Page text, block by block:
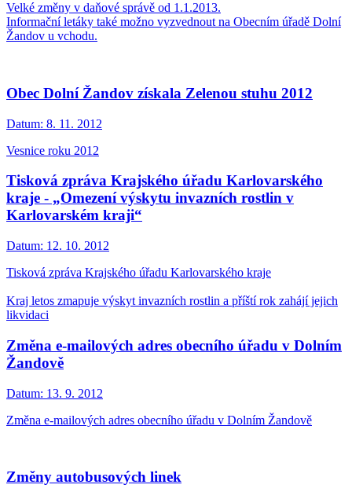
Velké změny v daňové správě od 1.1.2013.
Informační letáky také možno vyzvednout na Obecním úřadě Dolní
Žandov u vchodu.
Obec Dolní Žandov získala Zelenou stuhu 2012
Datum: 8. 11. 2012
Vesnice roku 2012
Tisková zpráva Krajského úřadu Karlovarského
kraje - „Omezení výskytu invazních rostlin v
Karlovarském kraji“
Datum: 12. 10. 2012
Tisková zpráva Krajského úřadu Karlovarského kraje
Kraj letos zmapuje výskyt invazních rostlin a příští rok zahájí jejich
likvidaci
Změna e-mailových adres obecního úřadu v Dolním
Žandově
Datum: 13. 9. 2012
Změna e-mailových adres obecního úřadu v Dolním Žandově
Změny autobusových linek